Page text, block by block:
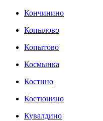
Кончинино
Копылово
Копытово
Космынка
Костино
Костюнино
Кувалдино